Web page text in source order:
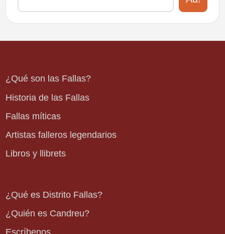
¿Qué son las Fallas?
Historia de las Fallas
Fallas míticas
Artistas falleros legendarios
Libros y llibrets
¿Qué es Distrito Fallas?
¿Quién es Candreu?